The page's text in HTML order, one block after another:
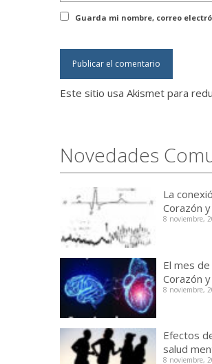
Guarda mi nombre, correo
Este sitio usa Akismet para
Novedades
La
Corazón
8 noviembre,
El mes
Corazón
8 noviembre,
Efectos
salud
8 noviembre,